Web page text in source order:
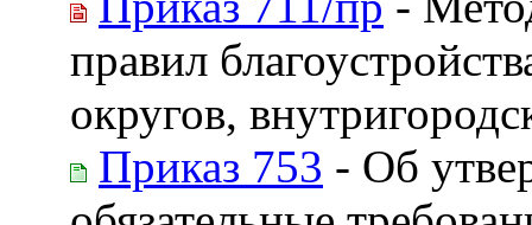
правил
округов,
Приказ 753 - Об